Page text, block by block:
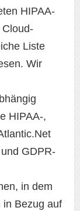
HIPAA-
Liste
Wir
HIPAA-,
GDPR-
in dem
in Bezug auf